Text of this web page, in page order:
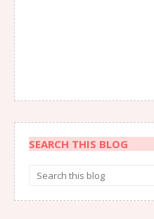
SEARCH THIS BLOG